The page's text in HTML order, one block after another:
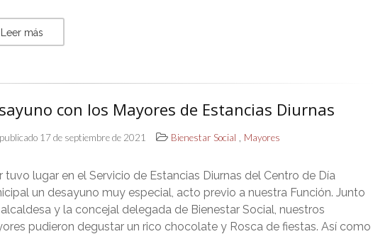
Leer más
con los Mayores de Estancias Diurnas
publicado 17 de septiembre de 2021 Bienestar Social , Mayores
tuvo lugar en el Servicio de Estancias Diurnas del Centro de Día
un desayuno muy especial, acto previo a nuestra Función. Junto
y la concejal delegada de Bienestar Social, nuestros
pudieron degustar un rico chocolate y Rosca de fiestas. Así como